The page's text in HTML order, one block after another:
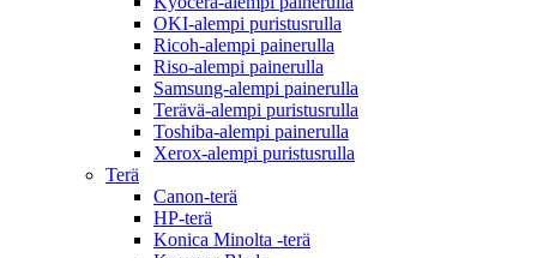
OKI-alempi puristusrulla
Ricoh-alempi painerulla
Riso-alempi painerulla
Samsung-alempi painerulla
Terävä-alempi puristusrulla
Toshiba-alempi painerulla
Xerox-alempi puristusrulla
Terä
Canon-terä
HP-terä
Konica Minolta -terä